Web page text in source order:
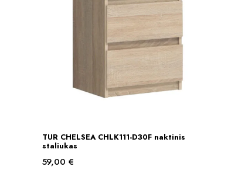
Į KREPŠELĮ
TUR CHELSEA CHLK111-D30F naktinis
staliukas
59,00€